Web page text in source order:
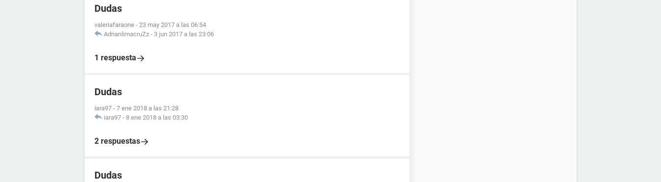
Dudas
valeriafaraone - 23 may 2017 a las 06:54
AdrianlimacruZz - 3 jun 2017 a las 23:06
1 respuesta
Dudas
iara97 - 7 ene 2018 a las 21:28
iara97 - 8 ene 2018 a las 03:30
2 respuestas
Dudas